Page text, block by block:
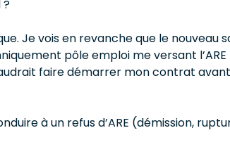
?
Je vois en revanche que le nouveau
pôle emploi me versant
faire démarrer mon contrat
à un refus d’ARE (démission,